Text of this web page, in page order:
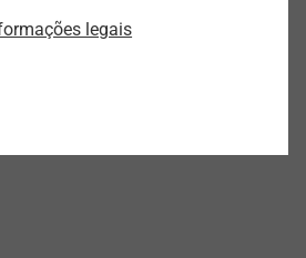
legais